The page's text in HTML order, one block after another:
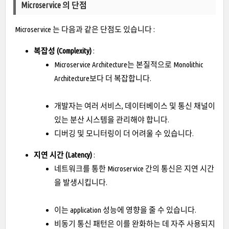
Microservice 의 단점
Microservice 는 다음과 같은 단점도 있습니다 :
복잡성 (Complexity):
Microservice Architecture는 본질적으로 Monolithic
Architecture보다 더 복잡합니다.
개발자는 여러 서비스, 데이터베이스 및 통신 채널이
있는 분산 시스템을 관리해야 합니다.
디버깅 및 모니터링이 더 어려울 수 있습니다.
지연 시간 (Latency):
네트워크를 통한 Microservice 간의 통신은 지연 시간
을 발생시킵니다.
이는 application 성능에 영향을 줄 수 있습니다.
비동기 통신 패턴은 이를 완화하는 데 자주 사용되지